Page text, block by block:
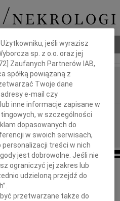
pogrzebowy
Matysiak
Z głębokim żalem zawiadamiamy,
jeśli wyrazisz
sp. z o.o. oraz jej
] Zaufanych Partnerów IAB,
spółką powiązaną z
Twoje dane
e-mail czy
inne informacje zapisane w
w szczególności
dopasowanych do
w swoich serwisach,
personalizacji treści w nich
jest dobrowolne. Jeśli nie
ograniczyć jej zakres lub
udzieloną przejdź do
przetwarzane także do